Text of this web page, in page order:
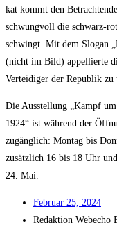
kat kommt den
schwung­voll die schwarz-
schwingt. Mit dem Slo­gan
(nicht im Bild) appel­lier­te
Ver­tei­di­ger der Repu­blik zu
Die Aus­stel­lung „Kampf
1924“ ist wäh­rend der
zugäng­lich: Mon­tag bis
zusätz­lich 16 bis 18 Uhr
24. Mai.
Febru­ar 25, 2024
Redak­ti­on Web­echo